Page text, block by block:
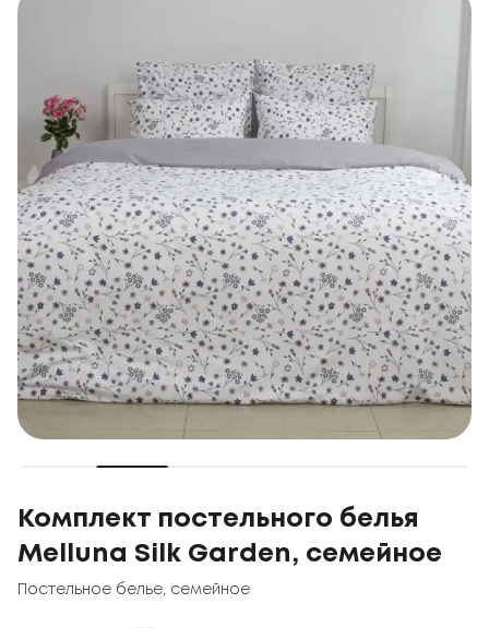
Комплект постельного белья
Melluna Silk Garden, семейное
Постельное белье семейное